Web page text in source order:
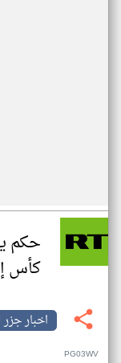
حكم
كأس
اخبار جزر
PG03WV